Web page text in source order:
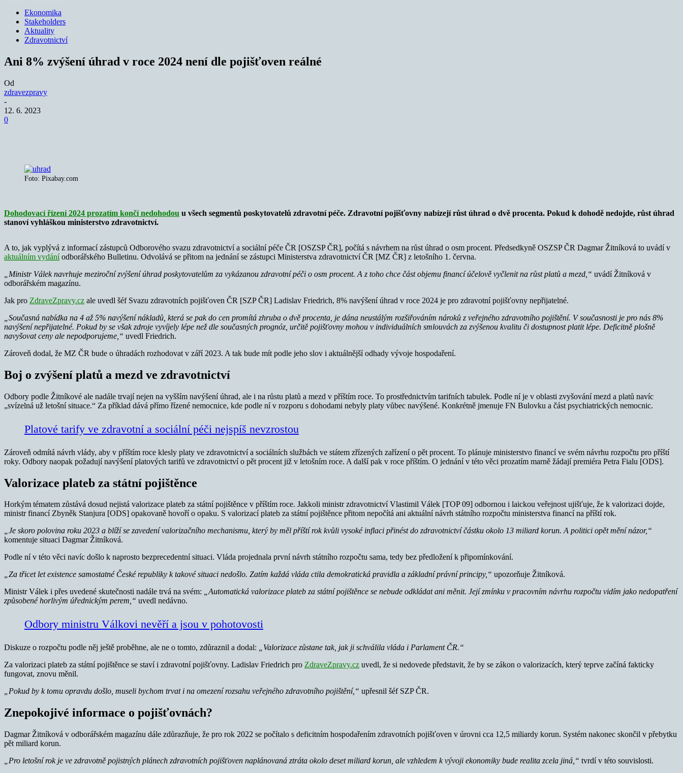
Ekonomika
Stakeholders
Aktuality
Zdravotnictví
Ani 8% zvýšení úhrad v roce 2024 není dle pojišťoven reálné
Od
zdravezpravy
-
12. 6. 2023
0
Foto: Pixabay.com
Dohodovací řízení 2024 prozatím končí nedohodou u všech segmentů poskytovatelů zdravotní péče. Zdravotní pojišťovny nabízejí růst úhrad o dvě procenta. Pokud k dohodě nedojde, růst úhrad
stanoví vyhláškou ministerstvo zdravotnictví.
A to, jak vyplývá z informací zástupců Odborového svazu zdravotnictví a sociální péče ČR [OSZSP ČR], počítá s návrhem na růst úhrad o osm procent. Předsedkyně OSZSP ČR Dagmar Žitníková to uvádí v
aktuálním vydáníodborářského Bulletinu. Odvolává se přitom na jednání se zástupci Ministerstva zdravotnictví ČR [MZ ČR] z letošního 1. června.
„Ministr Válek navrhuje meziroční zvýšení úhrad poskytovatelům za vykázanou zdravotní péči o osm procent. A z toho chce část objemu financí účelově vyčlenit na růst platů a mezd,“ uvádí Žitníková v
odborářském magazínu.
Jak pro ZdraveZpravy.cz ale uvedl šéf Svazu zdravotních pojišťoven ČR [SZP ČR] Ladislav Friedrich, 8% navýšení úhrad v roce 2024 je pro zdravotní pojišťovny nepřijatelné.
„Současná nabídka na 4 až 5% navýšení nákladů, která se pak do cen promítá zhruba o dvě procenta, je dána neustálým rozšiřováním nároků z veřejného zdravotního pojištění. V současnosti je pro nás 8%
navýšení nepřijatelné. Pokud by se však zdroje vyvíjely lépe než dle současných prognóz, určitě pojišťovny mohou v individuálních smlouvách za zvýšenou kvalitu či dostupnost platit lépe. Deficitně plošně
navyšovat ceny ale nepodporujeme,“ uvedl Friedrich.
Zároveň dodal, že MZ ČR bude o úhradách rozhodovat v září 2023. A tak bude mít podle jeho slov i aktuálnější odhady vývoje hospodaření.
Boj o zvýšení platů a mezd ve zdravotnictví
Odbory podle Žitníkové ale nadále trvají nejen na vyšším navýšení úhrad, ale i na růstu platů a mezd v příštím roce. To prostřednictvím tarifních tabulek. Podle ní je v oblasti zvyšování mezd a platů navíc
„svízelná už letošní situace.“ Za příklad dává přímo řízené nemocnice, kde podle ní v rozporu s dohodami nebyly platy vůbec navýšené. Konkrétně jmenuje FN Bulovku a část psychiatrických nemocnic.
Platové tarify ve zdravotní a sociální péči nejspíš nevzrostou
Zároveň odmítá návrh vlády, aby v příštím roce klesly platy ve zdravotnictví a sociálních službách ve státem zřízených zařízení o pět procent. To plánuje ministerstvo financí ve svém návrhu rozpočtu pro příští
roky. Odbory naopak požadují navýšení platových tarifů ve zdravotnictví o pět procent již v letošním roce. A další pak v roce příštím. O jednání v této věci prozatím marně žádají premiéra Petra Fialu [ODS].
Valorizace plateb za státní pojištěnce
Horkým tématem zůstává dosud nejistá valorizace plateb za státní pojištěnce v příštím roce. Jakkoli ministr zdravotnictví Vlastimil Válek [TOP 09] odbornou i laickou veřejnost ujišťuje, že k valorizaci dojde,
ministr financí Zbyněk Stanjura [ODS] opakovaně hovoří o opaku. S valorizací plateb za státní pojištěnce přitom nepočítá ani aktuální návrh státního rozpočtu ministerstva financí na příští rok.
„Je skoro polovina roku 2023 a blíží se zavedení valorizačního mechanismu, který by měl příští rok kvůli vysoké inflaci přinést do zdravotnictví částku okolo 13 miliard korun. A politici opět mění názor,“
komentuje situaci Dagmar Žitníková.
Podle ní v této věci navíc došlo k naprosto bezprecedentní situaci. Vláda projednala první návrh státního rozpočtu sama, tedy bez předložení k připomínkování.
„Za třicet let existence samostatné České republiky k takové situaci nedošlo. Zatím každá vláda ctila demokratická pravidla a základní právní principy,“ upozorňuje Žitníková.
Ministr Válek i přes uvedené skutečnosti nadále trvá na svém: „Automatická valorizace plateb za státní pojištěnce se nebude odkládat ani měnit. Její zmínku v pracovním návrhu rozpočtu vidím jako nedopatření
způsobené horlivým úřednickým perem,“ uvedl nedávno.
Odbory ministru Válkovi nevěří a jsou v pohotovosti
Diskuze o rozpočtu podle něj ještě proběhne, ale ne o tomto, zdůraznil a dodal: „Valorizace zůstane tak, jak ji schválila vláda i Parlament ČR.“
Za valorizaci plateb za státní pojištěnce se staví i zdravotní pojišťovny. Ladislav Friedrich pro ZdraveZpravy.cz uvedl, že si nedovede představit, že by se zákon o valorizacích, který teprve začíná fakticky
fungovat, znovu měnil.
„Pokud by k tomu opravdu došlo, museli bychom trvat i na omezení rozsahu veřejného zdravotního pojištění,“ upřesnil šéf SZP ČR.
Znepokojivé informace o pojišťovnách?
Dagmar Žitníková v odborářském magazínu dále zdůrazňuje, že pro rok 2022 se počítalo s deficitním hospodařením zdravotních pojišťoven v úrovni cca 12,5 miliardy korun. Systém nakonec skončil v přebytku
pět miliard korun.
„Pro letošní rok je ve zdravotně pojistných plánech zdravotních pojišťoven naplánovaná ztráta okolo deset miliard korun, ale vzhledem k vývoji ekonomiky bude realita zcela jiná,“ tvrdí v této souvislosti.